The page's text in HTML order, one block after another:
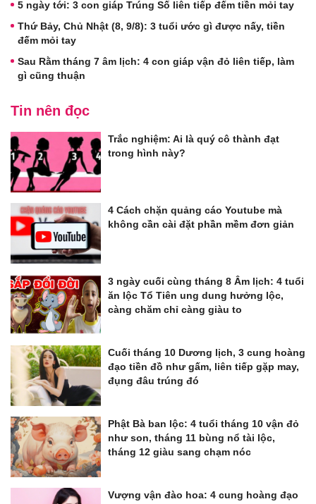
5 ngày tới: 3 con giáp Trúng Số liên tiếp đếm tiền mỏi tay
Thứ Bảy, Chủ Nhật (8, 9/8): 3 tuổi ước gì được nấy, tiền
đếm mỏi tay
Sau Rằm tháng 7 âm lịch: 4 con giáp vận đỏ liên tiếp, làm
gì cũng thuận
Tin nên đọc
Trắc nghiệm: Ai là quý cô thành đạt
trong hình này?
4 Cách chặn quảng cáo Youtube mà
không cần cài đặt phần mềm đơn giản
3 ngày cuối cùng tháng 8 Âm lịch: 4 tuổi
ăn lộc Tổ Tiên ung dung hưởng lộc,
càng chăm chỉ càng giàu to
Cuối tháng 10 Dương lịch, 3 cung hoàng
đạo tiền đồ như gấm, liên tiếp gặp may,
đụng đâu trúng đó
Phật Bà ban lộc: 4 tuổi tháng 10 vận đỏ
như son, tháng 11 bùng nổ tài lộc,
tháng 12 giàu sang chạm nóc
Vượng vận đào hoa: 4 cung hoàng đạo